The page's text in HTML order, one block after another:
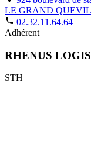
LE GRAND
02.32.11.64.64
Adhérent
RHENUS
STH